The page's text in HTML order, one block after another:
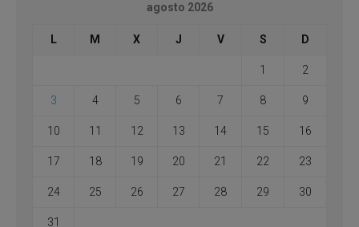
agosto 2026
L M X J V S D
1 2
3 4 5 6 7 8 9
10 11 12 13 14 15 16
17 18 19 20 21 22 23
24 25 26 27 28 29 30
31